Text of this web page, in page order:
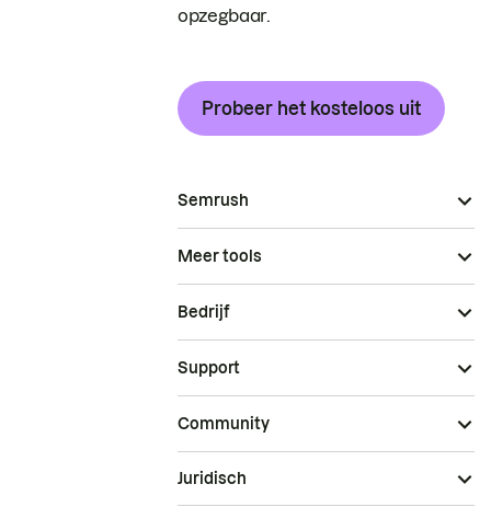
opzegbaar.
Probeer het kosteloos uit
Semrush
Meer tools
Bedrijf
Support
Community
Juridisch